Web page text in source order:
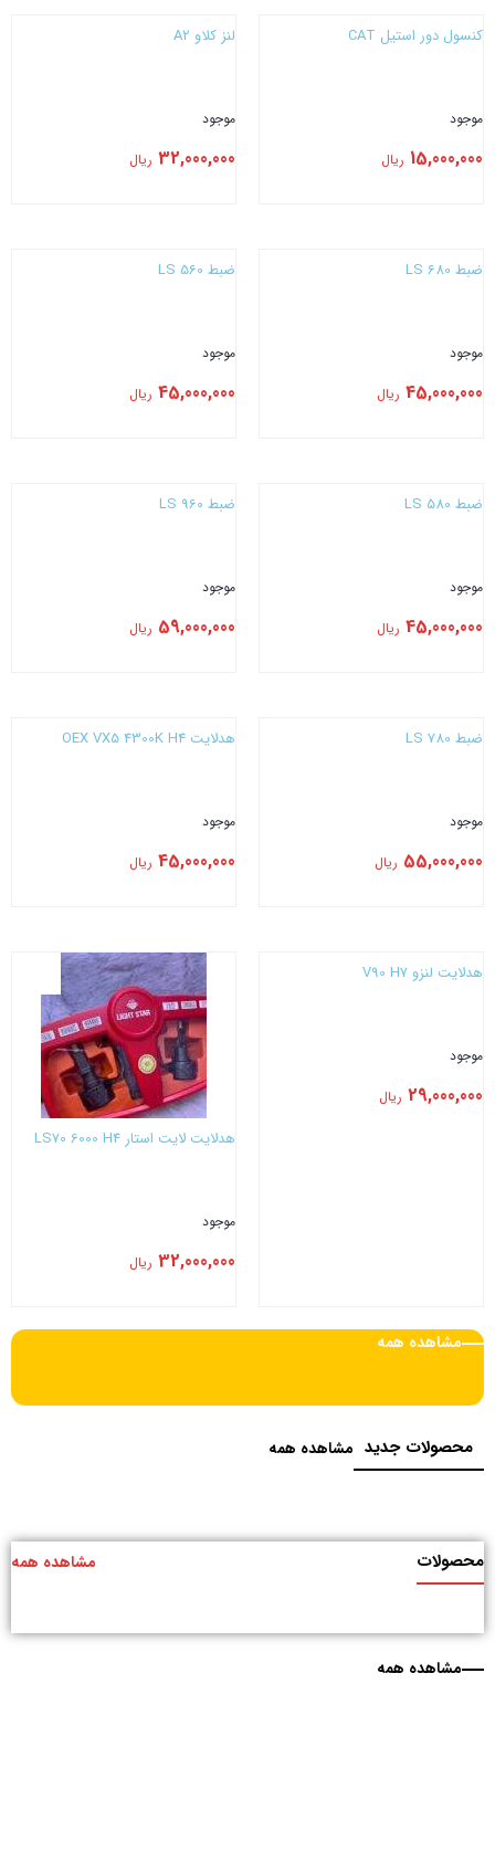
کنسول دور استیل CAT
موجود
15,000,000 ریال
لنز کلاو A2
موجود
32,000,000 ریال
ضبط LS 680
موجود
45,000,000 ریال
ضبط LS 560
موجود
45,000,000 ریال
ضبط LS 580
موجود
45,000,000 ریال
ضبط LS 960
موجود
59,000,000 ریال
ضبط LS 780
موجود
55,000,000 ریال
هدلایت CONOEX VX5 4300K H4
موجود
45,000,000 ریال
هدلایت لنزو V90 H7
موجود
29,000,000 ریال
بستن
هدلایت لایت استار LS70 6000 H4
موجود
32,000,000 ریال
بستن مشاهده همه
محصولات جدید مشاهده همه
محصولات مشاهده همه
مشاهده همه